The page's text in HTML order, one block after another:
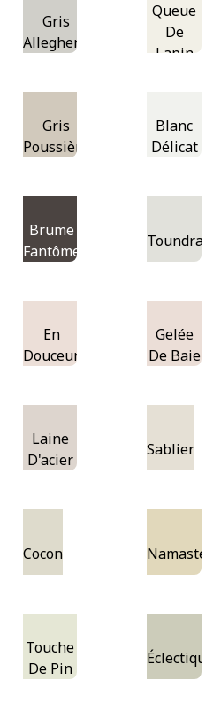
Gris
Allegheny
Queue
De
Lapin
Gris
Poussière
Blanc
Délicat
Brume
Fantôme
Toundra
En
Douceur
Gelée
De Baie
Laine
D'acier
Sablier
Cocon Namaste
Touche
De Pin
Éclectique